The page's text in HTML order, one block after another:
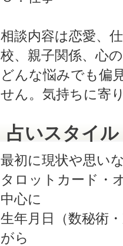
相談内容は恋愛、
校、親子関係、心
どんな悩みでも偏
せん。気持ちに寄
占いスタイル
最初に現状や思い
タロットカード・
中心に
生年月日（数秘術
がら